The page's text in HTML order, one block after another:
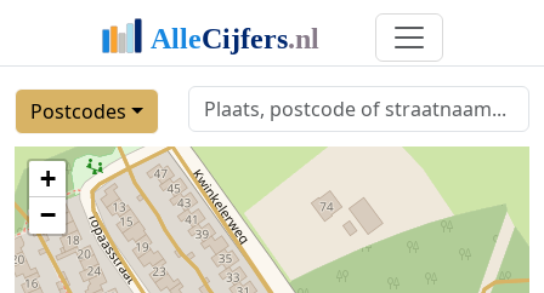
Postcodes
+
−